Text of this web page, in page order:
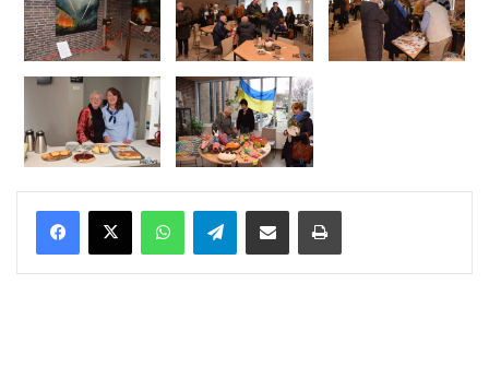
WhatsAppTelegramDelen via Email Print